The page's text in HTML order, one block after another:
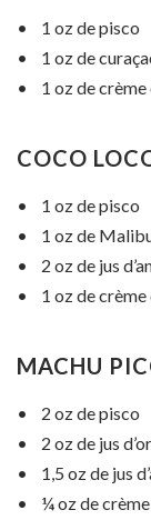
• 1 oz de pisco
• 1 oz de
• 1 oz de crème
COCO
• 1 oz de pisco
• 1 oz de
• 2 oz de jus
• 1 oz de crème
MACHU
• 2 oz de pisco
• 2 oz de jus
• 1,5 oz de jus
• ¼ oz de crème